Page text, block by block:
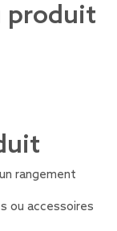
produit
rangement
ou accessoires